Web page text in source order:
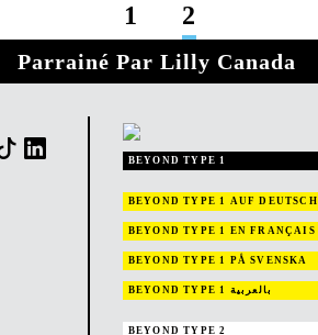
1 2
Parrainé Par Lilly Canada
BEYOND TYPE 1
BEYOND TYPE 1 AUF DEUTSCH
BEYOND TYPE 1 EN FRANÇAIS
BEYOND TYPE 1 PÅ SVENSKA
BEYOND TYPE 1 بالعربية
BEYOND TYPE 2